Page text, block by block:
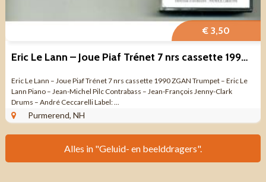
€ 3,50
Eric Le Lann – Joue Piaf Trénet 7 nrs cassette 1990 ZGAN
Eric Le Lann – Joue Piaf Trénet 7 nrs cassette 1990 ZGAN Trumpet – Eric Le
Lann Piano – Jean-Michel Pilc Contrabass – Jean-François Jenny-Clark
Drums – André Ceccarelli Label: ...
Purmerend, NH
Alles in "Geluid- en beelddragers".